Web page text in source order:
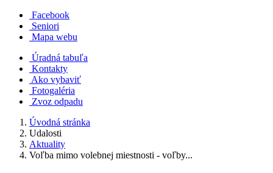
Facebook
Seniori
Mapa webu
Úradná tabuľa
Kontakty
Ako vybaviť
Fotogaléria
Zvoz odpadu
Úvodná stránka
Udalosti
Aktuality
Voľba mimo volebnej miestnosti - voľby...